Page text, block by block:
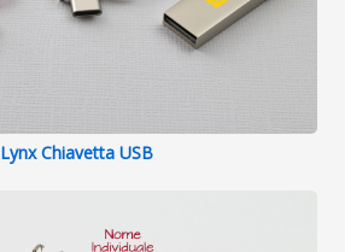
Lynx Chiavetta USB